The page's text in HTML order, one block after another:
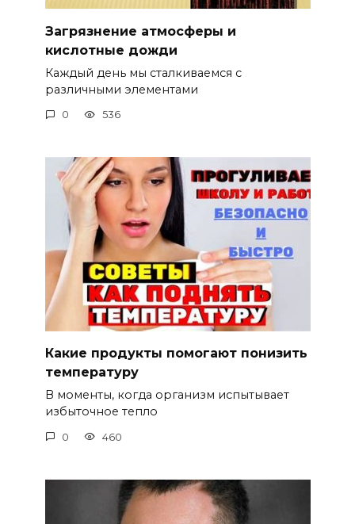
Загрязнение атмосферы и
кислотные дожди
Каждый день мы сталкиваемся с
различными элементами
0 536
Какие продукты помогают понизить
температуру
В моменты, когда организм испытывает
избыточное тепло
0 460